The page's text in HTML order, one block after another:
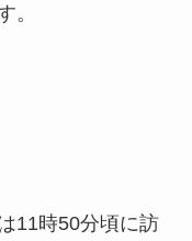
。
11時50分頃に訪